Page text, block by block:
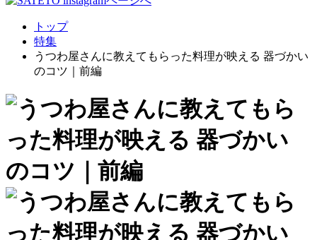
トップ
特集
うつわ屋さんに教えてもらった料理が映える 器づかい
のコツ｜前編